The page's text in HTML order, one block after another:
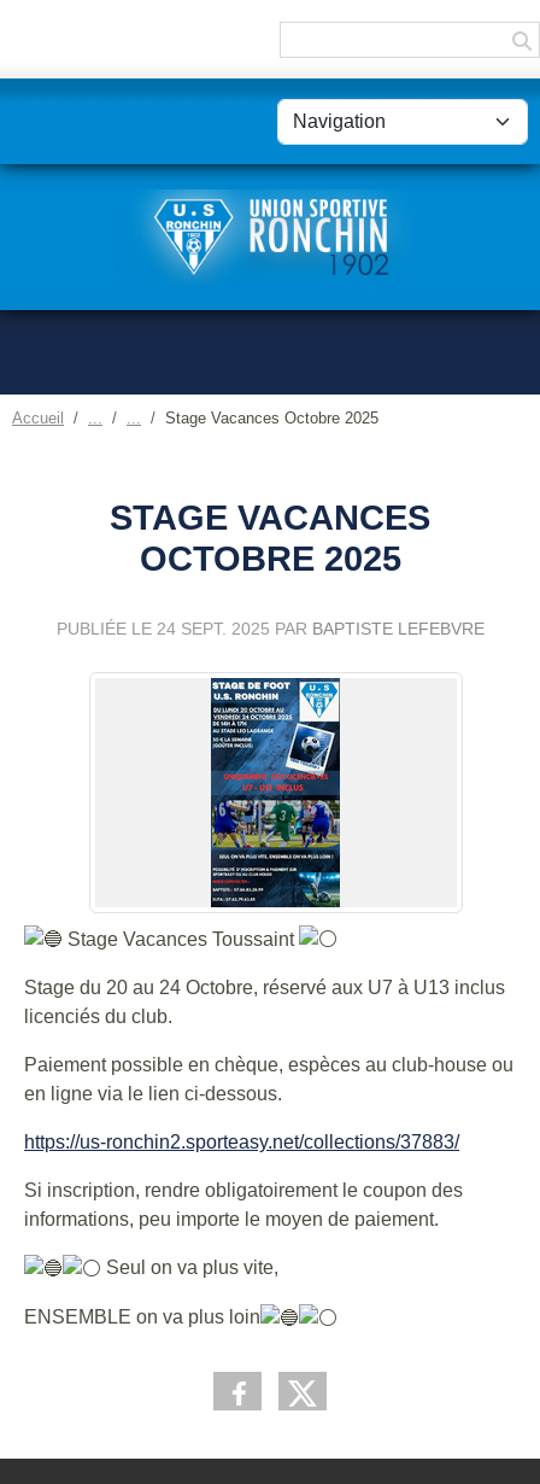
Accueil Stage Vacances Octobre 2025
STAGE VACANCES
OCTOBRE 2025
PUBLIÉE LE 24 SEPT. 2025 PAR BAPTISTE LEFEBVRE
Stage Vacances Toussaint
Stage du 20 au 24 Octobre, réservé aux U7 à U13 inclus
licenciés du club.
Paiement possible en chèque, espèces au club-house ou
en ligne via le lien ci-dessous.
https://us-ronchin2.sporteasy.net/collections/37883/
Si inscription, rendre obligatoirement le coupon des
informations, peu importe le moyen de paiement.
Seul on va plus vite,
ENSEMBLE on va plus loin